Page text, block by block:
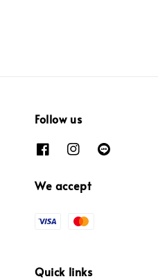
Follow us
We accept
Quick links